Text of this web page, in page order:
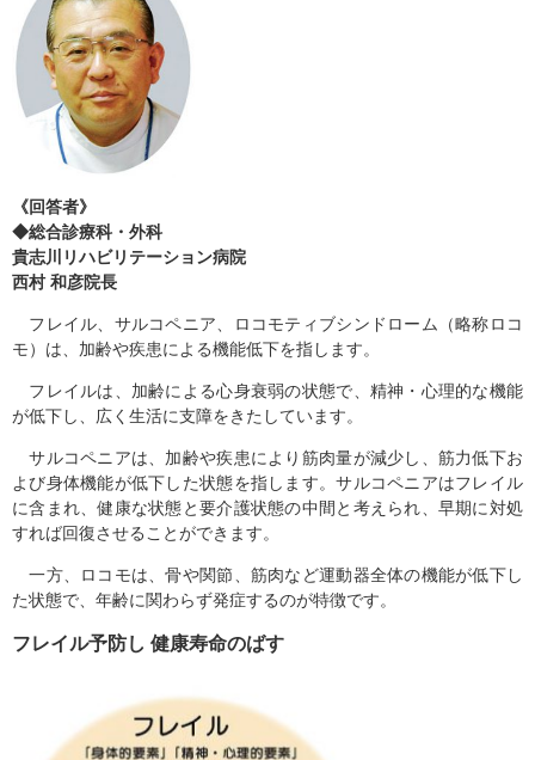
《回答者》
◆総合診療科・外科
貴志川リハビリテーション病院
西村 和彦院長
フレイル、サルコペニア、ロコモティブシンドローム（略称ロコ
モ）は、加齢や疾患による機能低下を指します。
フレイルは、加齢による心身衰弱の状態で、精神・心理的な機能
が低下し、広く生活に支障をきたしています。
サルコペニアは、加齢や疾患により筋肉量が減少し、筋力低下お
よび身体機能が低下した状態を指します。サルコペニアはフレイル
に含まれ、健康な状態と要介護状態の中間と考えられ、早期に対処
すれば回復させることができます。
一方、ロコモは、骨や関節、筋肉など運動器全体の機能が低下し
た状態で、年齢に関わらず発症するのが特徴です。
フレイル予防し 健康寿命のばす